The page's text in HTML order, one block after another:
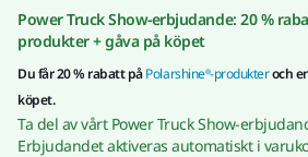
Gå till
Power Truck Show-erbjudande: 20 %
produkter + gåva på köpet
Du får 20 % rabatt påPolarshine®-produkteroch
köpet.
Ta del av vårt Power Truck Show-
Erbjudandet aktiveras automatiskt i